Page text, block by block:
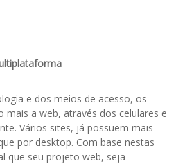
e dos meios de acesso, os
mais a web, através dos celulares e
Vários sites, já possuem mais
por desktop. Com base nestas
que seu projeto web, seja